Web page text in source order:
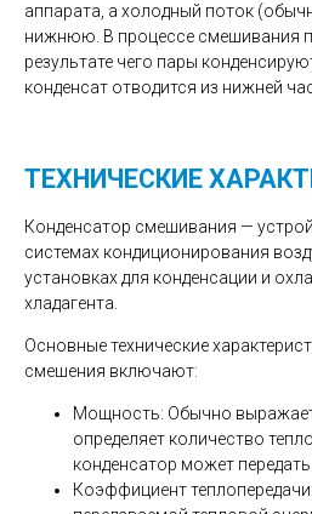
аппарата, а холодный поток
нижнюю. В процессе смешивания
результате чего пары
конденсат отводится из нижней
ТЕХНИЧЕСКИЕ
Конденсатор смешивания —
системах кондиционирования
установках для конденсации и
хладагента.
Основные технические
смешения включают:
Мощность: Обычно
определяет количество
конденсатор может передать
Коэффициент